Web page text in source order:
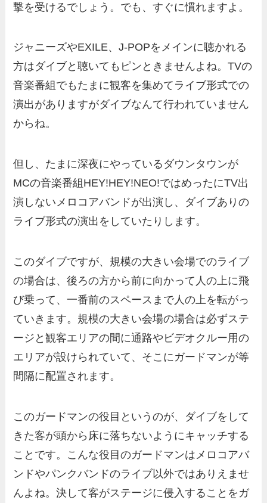
撃を受けるでしょう。でも、すぐに慣れますよ。
ジャニーズやEXILE、J-POPをメインに聴かれる
方はダイブと聴いてもピンときませんよね。TVの
音楽番組でもたまに観客を集めてライブ形式での
演出がありますがダイブなんて行われていません
からね。
但し、たまに深夜にやっているダウンタウンが
MCの音楽番組HEY!HEY!NEO!ではめったにTV出
演しないメロコアバンドが出演し、ダイブありの
ライブ形式の演出をしていたりします。
このダイブですが、規模の大きい会場でのライブ
の場合は、後ろの方から前に向かって人の上に飛
び乗って、一番前のスペースまで人の上を転がっ
ていきます。規模の大きい会場の場合は必ずステ
ージと観客エリアの間に通路やビデオクルー用の
エリアが設けられていて、そこにガードマンが等
間隔に配置されます。
このガードマンの役目というのが、ダイブをして
きた客が頭から床に落ちないようにキャッチする
ことです。こんな役目のガードマンはメロコアバ
ンドやパンクバンドのライブ以外ではありえませ
んよね。決して客がステージに侵入することをガ